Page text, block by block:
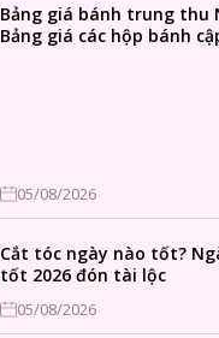
Bảng giá bánh trung thu
Bảng giá các hộp bánh
05/08/2026
Cắt tóc ngày nào tốt?
tốt 2026 đón tài lộc
05/08/2026